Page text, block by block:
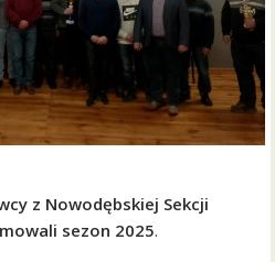
z Nowodębskiej Sekcji
sezon 2025.